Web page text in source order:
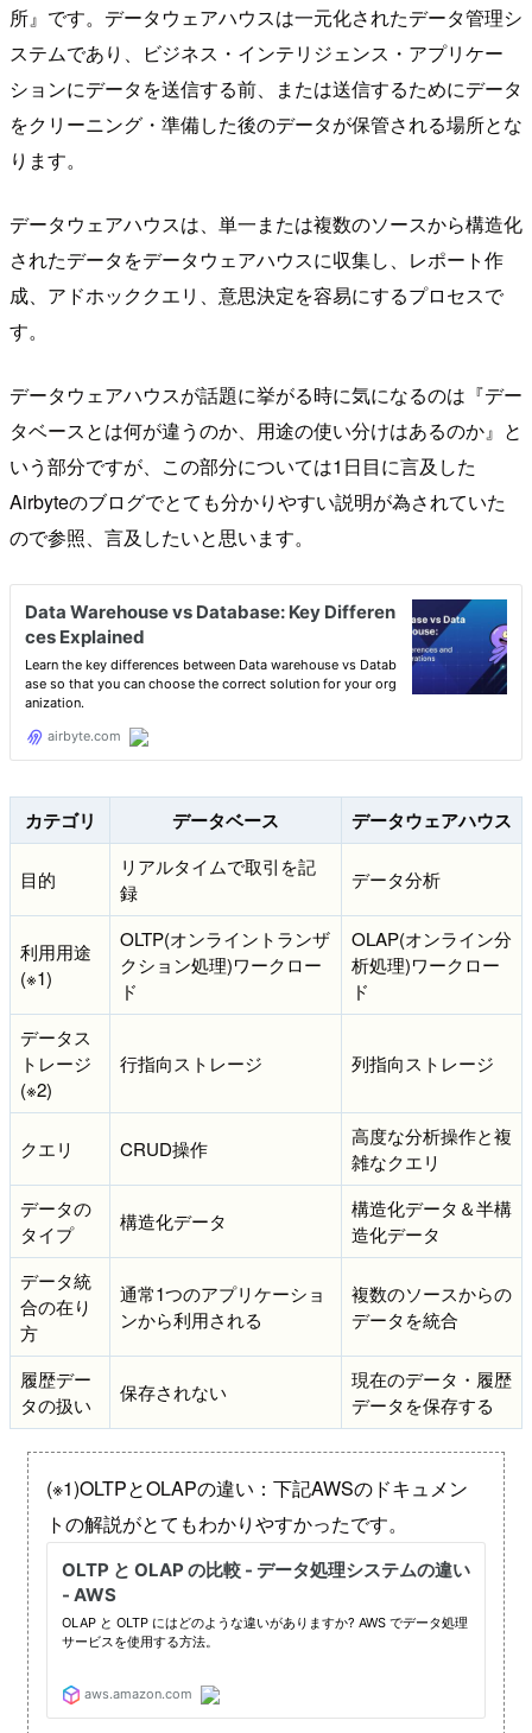
所』です。データウェアハウスは一元化されたデータ管理シ
ステムであり、ビジネス・インテリジェンス・アプリケー
ションにデータを送信する前、または送信するためにデータ
をクリーニング・準備した後のデータが保管される場所とな
ります。
データウェアハウスは、単一または複数のソースから構造化
されたデータをデータウェアハウスに収集し、レポート作
成、アドホッククエリ、意思決定を容易にするプロセスで
す。
データウェアハウスが話題に挙がる時に気になるのは『デー
タベースとは何が違うのか、用途の使い分けはあるのか』と
いう部分ですが、この部分については1日目に言及した
Airbyteのブログでとても分かりやすい説明が為されていた
ので参照、言及したいと思います。
カテゴリ データベース データウェアハウス
目的
リアルタイムで取引を記
録
データ分析
利用用途
(※1)
OLTP(オンライントランザ
クション処理)ワークロー
ド
OLAP(オンライン分
析処理)ワークロー
ド
データス
トレージ
(※2)
行指向ストレージ 列指向ストレージ
クエリ CRUD操作
高度な分析操作と複
雑なクエリ
データの
タイプ
構造化データ
構造化データ＆半構
造化データ
データ統
合の在り
方
通常1つのアプリケーショ
ンから利用される
複数のソースからの
データを統合
履歴デー
タの扱い
保存されない
現在のデータ・履歴
データを保存する
(※1)OLTPとOLAPの違い：下記AWSのドキュメン
トの解説がとてもわかりやすかったです。